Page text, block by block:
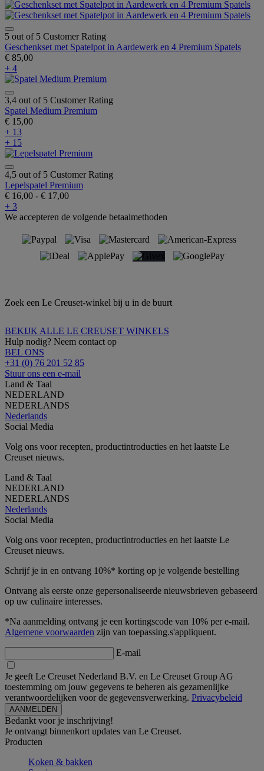
5 out of 5 Customer Rating
Geschenkset met Spatelpot in Aardewerk en 4 Premium Spatels
€ 85,00
+ 4
3,4 out of 5 Customer Rating
Spatel Medium Premium
€ 15,00
+ 13
+ 15
4,5 out of 5 Customer Rating
Lepelspatel Premium
€ 16,00 - € 17,00
+ 3
We accepteren de volgende betaalmethoden
Zoek een Le Creuset-winkel bij u in de buurt
BEKIJK ALLE LE CREUSET WINKELS
Hulp nodig? Neem contact op
BEL ONS
+31 (0) 76 201 52 85
Stuur ons een e-mail
Land & Taal
NEDERLAND
NEDERLANDS
Nederlands
Social Media
Volg ons voor recepten, productintroducties en het laatste Le
Creuset nieuws.
Land & Taal
NEDERLAND
NEDERLANDS
Nederlands
Social Media
Volg ons voor recepten, productintroducties en het laatste Le
Creuset nieuws.
Schrijf je in en ontvang 10%* korting op je volgende bestelling
Ontvang als eerste onze gepersonaliseerde nieuwsbrieven gebaseerd
op uw culinaire interesses.
*Na aanmelding ontvang je een kortingscode van 10% per e-mail.
Algemene voorwaarden zijn van toepassing.s'appliquent.
E-mail
Je geeft Le Creuset Nederland B.V. en Le Creuset Group AG
toestemming om jouw gegevens te beheren als gezamenlijke
verantwoordelijken voor de gegevensverwerking. Privacybeleid
Bedankt voor je inschrijving!
Je ontvangt binnenkort updates van Le Creuset.
Producten
Koken & bakken